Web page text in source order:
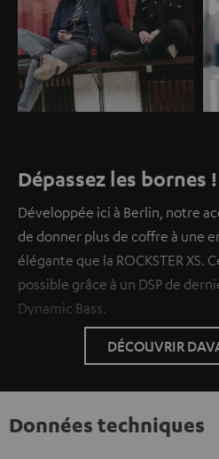
Dépassez les bornes !
Développée ici à Berlin, notre
de donner plus de coffre à une
élégante que la ROCKSTER XS.
possible grâce à un DSP de
Dynamic Bass.
DÉCOUVRIR
Données techniques